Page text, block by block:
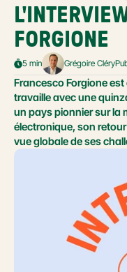
FORGIONE
5 min Grégoire Cléry
Francesco Forgione
travaille avec une
un pays pionnier sur la
électronique, son
vue globale de ses